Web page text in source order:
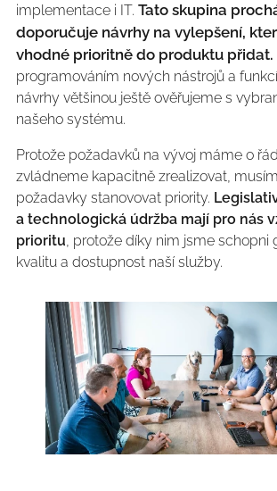
implementace i IT. Tato skupina
doporučuje návrhy na vylepšení,
vhodné prioritně do produktu přidat.
programováním nových nástrojů a
návrhy většinou ještě ověřujeme s
našeho systému.
Protože požadavků na vývoj máme o
zvládneme kapacitně zrealizovat,
požadavky stanovovat priority.
a technologická údržba mají pro nás
prioritu, protože díky nim jsme schopni
kvalitu a dostupnost naší služby.